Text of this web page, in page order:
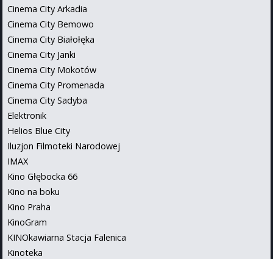
Cinema City Arkadia
Cinema City Bemowo
Cinema City Białołęka
Cinema City Janki
Cinema City Mokotów
Cinema City Promenada
Cinema City Sadyba
Elektronik
Helios Blue City
Iluzjon Filmoteki Narodowej
IMAX
Kino Głębocka 66
Kino na boku
Kino Praha
KinoGram
KINOkawiarna Stacja Falenica
Kinoteka